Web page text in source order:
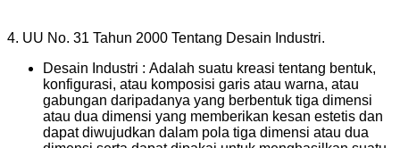
4. UU No. 31 Tahun 2000 Tentang Desain Industri.
Desain Industri : Adalah suatu kreasi tentang bentuk,
konfigurasi, atau komposisi garis atau warna, atau
gabungan daripadanya yang berbentuk tiga dimensi
atau dua dimensi yang memberikan kesan estetis dan
dapat diwujudkan dalam pola tiga dimensi atau dua